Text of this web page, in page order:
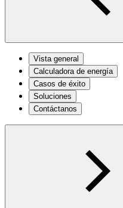
Vista general
Calculadora de energía
Casos de éxito
Soluciones
Contáctanos